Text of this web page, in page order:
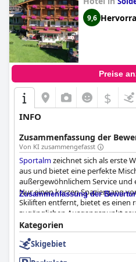
9,6
Preise
$
INFO
Zusammenfassung der
Von KI zusammengefasst
Sportalmzeichnet sich als erste
aus und bietet eine perfekte
außergewöhnlichem Service und
Nur einen kurzen Spaziergang
Skiliften entfernt, bietet es einen
zugänglichen Ausgangspunkt
auch für diejenigen, die die
atemberaubende
verstärken die allgemeine
fantastischen Ort für
Zusammenfassung der
Kategorien
Skigebiet